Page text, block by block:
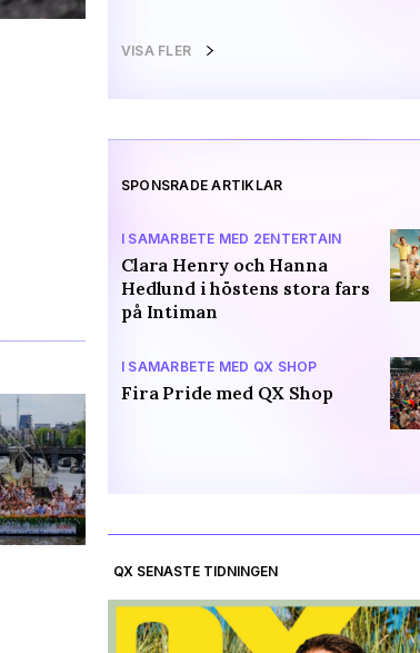
VISA FLER
SPONSRADE ARTIKLAR
I SAMARBETE MED 2ENTERTAIN
Clara Henry och Hanna
Hedlund i höstens stora fars
på Intiman
I SAMARBETE MED QX SHOP
Fira Pride med QX Shop
QX SENASTE TIDNINGEN